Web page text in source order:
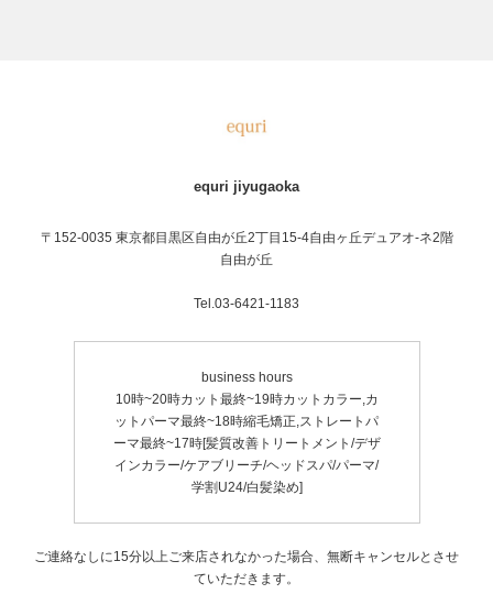
equri jiyugaoka
〒152-0035 東京都目黒区自由が丘2丁目15-4自由ヶ丘デュアオ-ネ2階
自由が丘
Tel.03-6421-1183
business hours
10時~20時カット最終~19時カットカラー,カ
ットパーマ最終~18時縮毛矯正,ストレートパ
ーマ最終~17時[髪質改善トリートメント/デザ
インカラー/ケアブリーチ/ヘッドスパ/パーマ/
学割U24/白髪染め]
ご連絡なしに15分以上ご来店されなかった場合、無断キャンセルとさせ
ていただきます。